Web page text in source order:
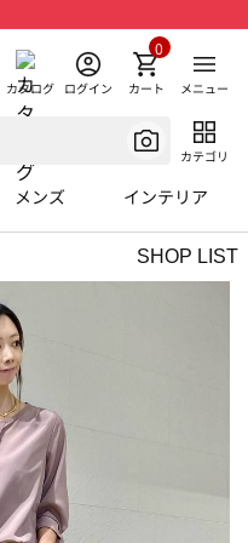
カタログ ログイン カート
0
メニュー
カテゴリ
メンズ インテリア
SHOP LIST